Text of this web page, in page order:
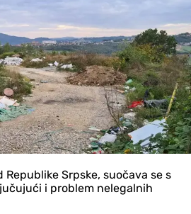
Srpske, suočava se s
i problem nelegalnih